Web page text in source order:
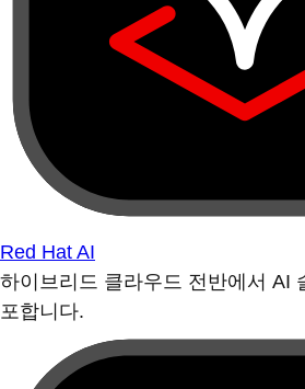
Red Hat AI
하이브리드 클라우드 전반에서 AI
포합니다.